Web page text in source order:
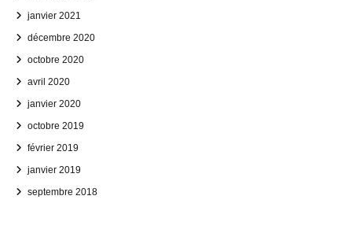
janvier 2021
décembre 2020
octobre 2020
avril 2020
janvier 2020
octobre 2019
février 2019
janvier 2019
septembre 2018